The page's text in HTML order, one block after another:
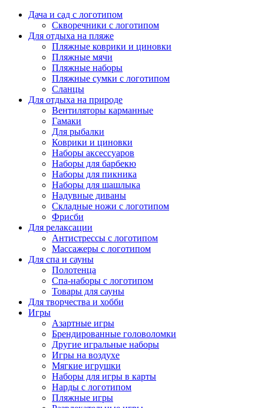
Дача и сад с логотипом
Скворечники с логотипом
Для отдыха на пляже
Пляжные коврики и циновки
Пляжные мячи
Пляжные наборы
Пляжные сумки с логотипом
Сланцы
Для отдыха на природе
Вентиляторы карманные
Гамаки
Для рыбалки
Коврики и циновки
Наборы аксессуаров
Наборы для барбекю
Наборы для пикника
Наборы для шашлыка
Надувные диваны
Складные ножи с логотипом
Фрисби
Для релаксации
Антистрессы с логотипом
Массажеры с логотипом
Для спа и сауны
Полотенца
Спа-наборы с логотипом
Товары для сауны
Для творчества и хобби
Игры
Азартные игры
Брендированные головоломки
Другие игральные наборы
Игры на воздухе
Мягкие игрушки
Наборы для игры в карты
Нарды с логотипом
Пляжные игры